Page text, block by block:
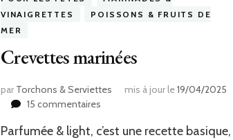
VINAIGRETTES
POISSONS & FRUITS DE
MER
Crevettes marinées
par Torchons & Serviettes mis à jour le19/04/2025
15 commentairessur
marinées
Parfumée & light, c’est une recette basique,